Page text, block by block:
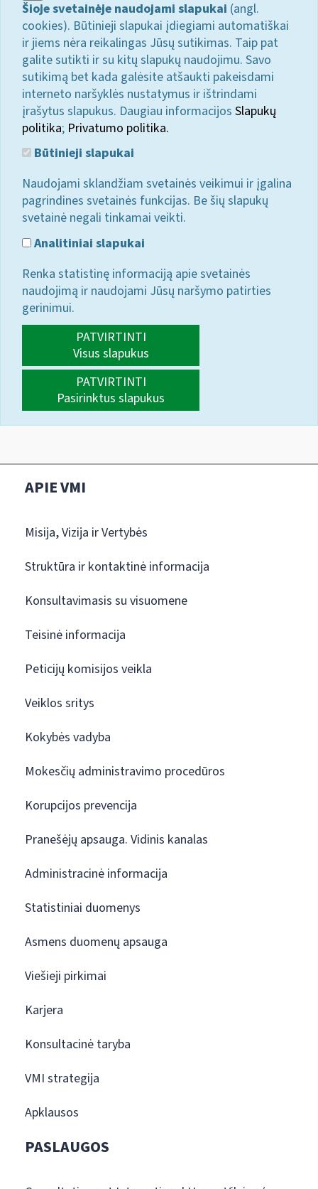
Šioje svetainėje naudojami slapukai (angl.
cookies). Būtinieji slapukai įdiegiami automatiškai
ir jiems nėra reikalingas Jūsų sutikimas. Taip pat
galite sutikti ir su kitų slapukų naudojimu. Savo
sutikimą bet kada galėsite atšaukti pakeisdami
interneto naršyklės nustatymus ir ištrindami
įrašytus slapukus. Daugiau informacijos Slapukų
politika; Privatumo politika.
Būtinieji slapukai
Naudojami sklandžiam svetainės veikimui ir įgalina
pagrindines svetainės funkcijas. Be šių slapukų
svetainė negali tinkamai veikti.
Analitiniai slapukai
Renka statistinę informaciją apie svetainės
naudojimą ir naudojami Jūsų naršymo patirties
gerinimui.
PATVIRTINTI
Visus slapukus
PATVIRTINTI
Pasirinktus slapukus
APIE VMI
Misija, Vizija ir Vertybės
Struktūra ir kontaktinė informacija
Konsultavimasis su visuomene
Teisinė informacija
Peticijų komisijos veikla
Veiklos sritys
Kokybės vadyba
Mokesčių administravimo procedūros
Korupcijos prevencija
Pranešėjų apsauga. Vidinis kanalas
Administracinė informacija
Statistiniai duomenys
Asmens duomenų apsauga
Viešieji pirkimai
Karjera
Konsultacinė taryba
VMI strategija
Apklausos
PASLAUGOS